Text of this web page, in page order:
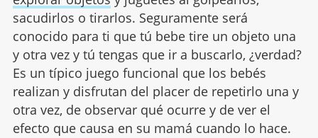
sacudirlos o tirarlos. Seguramente será
conocido para ti que tú bebe tire un objeto una
y otra vez y tú tengas que ir a buscarlo, ¿verdad?
Es un típico juego funcional que los bebés
realizan y disfrutan del placer de repetirlo una y
otra vez, de observar qué ocurre y de ver el
efecto que causa en su mamá cuando lo hace.